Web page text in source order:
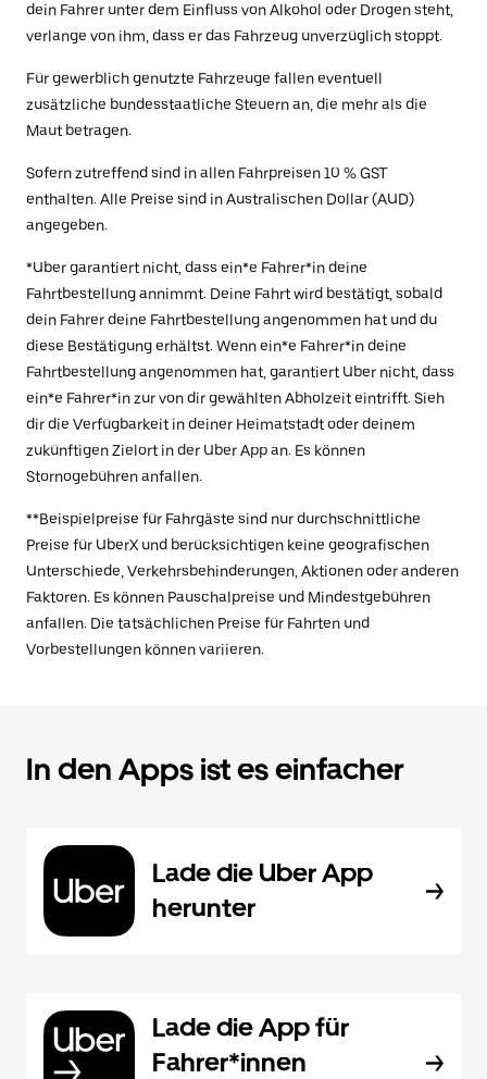
dein Fahrer unter dem Einfluss von Alkohol oder Drogen steht,
verlange von ihm, dass er das Fahrzeug unverzüglich stoppt.
Für gewerblich genutzte Fahrzeuge fallen eventuell
zusätzliche bundesstaatliche Steuern an, die mehr als die
Maut betragen.
Sofern zutreffend sind in allen Fahrpreisen 10 % GST
enthalten. Alle Preise sind in Australischen Dollar (AUD)
angegeben.
*Uber garantiert nicht, dass ein*e Fahrer*in deine
Fahrtbestellung annimmt. Deine Fahrt wird bestätigt, sobald
dein Fahrer deine Fahrtbestellung angenommen hat und du
diese Bestätigung erhältst. Wenn ein*e Fahrer*in deine
Fahrtbestellung angenommen hat, garantiert Uber nicht, dass
ein*e Fahrer*in zur von dir gewählten Abholzeit eintrifft. Sieh
dir die Verfügbarkeit in deiner Heimatstadt oder deinem
zukünftigen Zielort in der Uber App an. Es können
Stornogebühren anfallen.
**Beispielpreise für Fahrgäste sind nur durchschnittliche
Preise für UberX und berücksichtigen keine geografischen
Unterschiede, Verkehrsbehinderungen, Aktionen oder anderen
Faktoren. Es können Pauschalpreise und Mindestgebühren
anfallen. Die tatsächlichen Preise für Fahrten und
Vorbestellungen können variieren.
In den Apps ist es einfacher
Lade die Uber App
herunter
Lade die App für
Fahrer*innen